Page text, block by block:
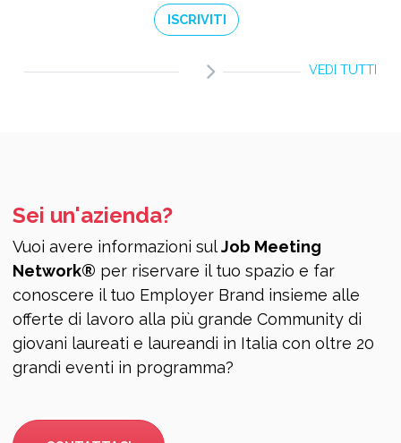
ISCRIVITI
VEDI TUTTI
Sei un'azienda?
Vuoi avere informazioni sulJob Meeting
Network® per riservare il tuo spazio e far
conoscere il tuo Employer Brand insieme alle
offerte di lavoro alla più grande Community di
giovani laureati e laureandi in Italia con oltre 20
grandi eventi in programma?